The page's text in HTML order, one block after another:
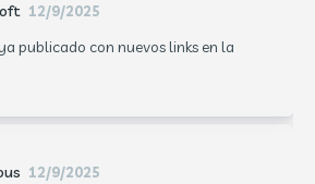
12/9/2025
publicado con nuevos links en la
12/9/2025